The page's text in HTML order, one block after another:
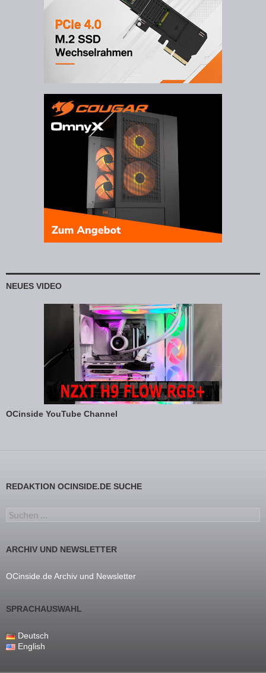
NEUES VIDEO
OCinside YouTube Channel
REDAKTION OCINSIDE.DE SUCHE
Suchen nach:
ARCHIV UND NEWSLETTER
OCinside.de Archiv und Newsletter
SPRACHAUSWAHL
Deutsch
English